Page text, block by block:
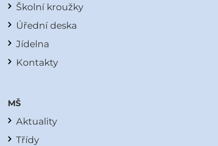
Školní kroužky
Úřední deska
Jídelna
Kontakty
MŠ
Aktuality
Třídy